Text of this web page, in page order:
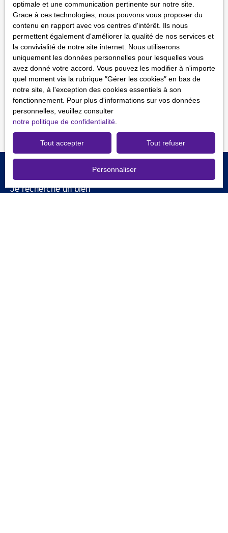
Internet www.bloctel.gouv.fr ou par courrier adressé à :
Société Worldline, Service Bloctel, CS 61311, 41013
BLOIS CEDEX.
Pour en savoir plus sur le traitement de vos données
personnelles, veuillez consulter notre politique de
confidentialité.
Recevoir des annonces
Je recherche un bien
optimale et une communication pertinente sur notre site.
Grace à ces technologies, nous pouvons vous proposer du
contenu en rapport avec vos centres d'intérêt. Ils nous
permettent également d'améliorer la qualité de nos services et
la convivialité de notre site internet. Nous utiliserons
uniquement les données personnelles pour lesquelles vous
avez donné votre accord. Vous pouvez les modifier à n'importe
quel moment via la rubrique ″Gérer les cookies″ en bas de
notre site, à l'exception des cookies essentiels à son
fonctionnement. Pour plus d'informations sur vos données
personnelles, veuillez consulter
notre politique de confidentialité
Tout accepter Tout refuser
Personnaliser